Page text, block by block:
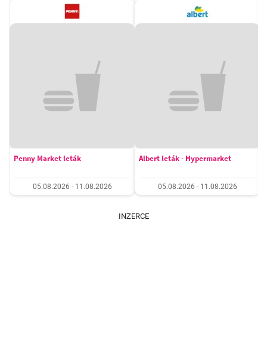
Penny Market leták
05.08.2026 - 11.08.2026
Albert leták - Hypermarket
05.08.2026 - 11.08.2026
INZERCE